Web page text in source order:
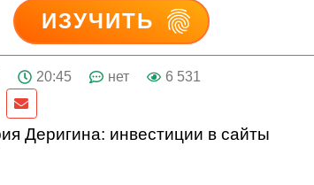
ИЗУЧИТЬ
20:45 нет 6 531